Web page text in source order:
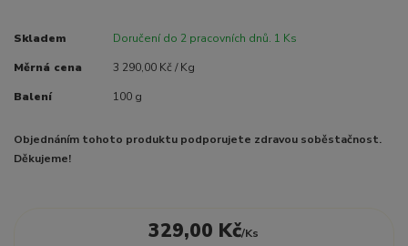
Skladem Doručení do 2 pracovních dnů. 1 Ks
Měrná cena 3 290,00 Kč / Kg
Balení 100 g
Objednáním tohoto produktu podporujete zdravou soběstačnost.
Děkujeme!
329,00 Kč/Ks